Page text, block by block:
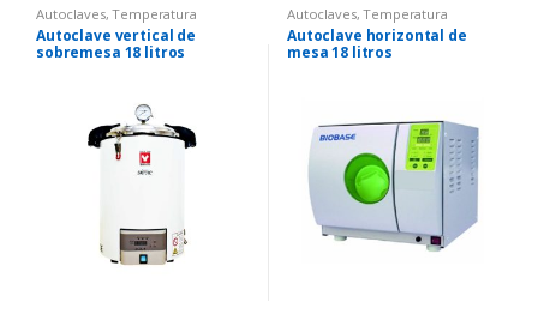
Autoclaves,Temperatura
Autoclave vertical de
sobremesa 18 litros
Autoclaves,Temperatura
Autoclave horizontal de
mesa 18 litros